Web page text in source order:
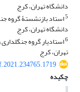
دانشگاه تهران، کرج
5استاد بازنشستۀ گروه
دانشگاه تهران، کرج
6استادیار گروه
تهران، کرج
چکیده